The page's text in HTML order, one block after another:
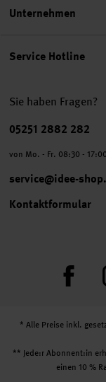
Service Hotline
Sie haben Fragen?
Telefonnummer
05251 2882 282
von Mo. - Fr. 08:30 -
service@idee-
Kontaktformular
Unternehmen
* Alle Preise inkl.
** Jede:r Abonnent:in
einen 10 %